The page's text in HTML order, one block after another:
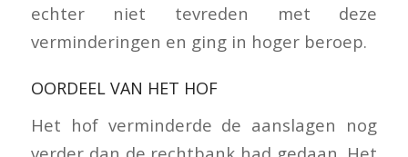
echter niet tevreden met deze
verminderingen en ging in hoger beroep.
OORDEEL VAN HET HOF
Het hof verminderde de aanslagen nog